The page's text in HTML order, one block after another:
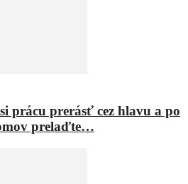
prácu prerásť cez hlavu a po
prelaďte…